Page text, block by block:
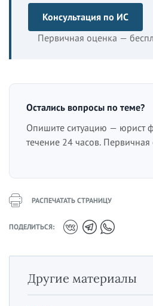
Консультация по ИС
Первичная оценка —
Остались вопросы по теме?
Опишите ситуацию — юрист
течение 24 часов.
РАСПЕЧАТАТЬ СТРАНИЦУ
ПОДЕЛИТЬСЯ:
Другие материалы